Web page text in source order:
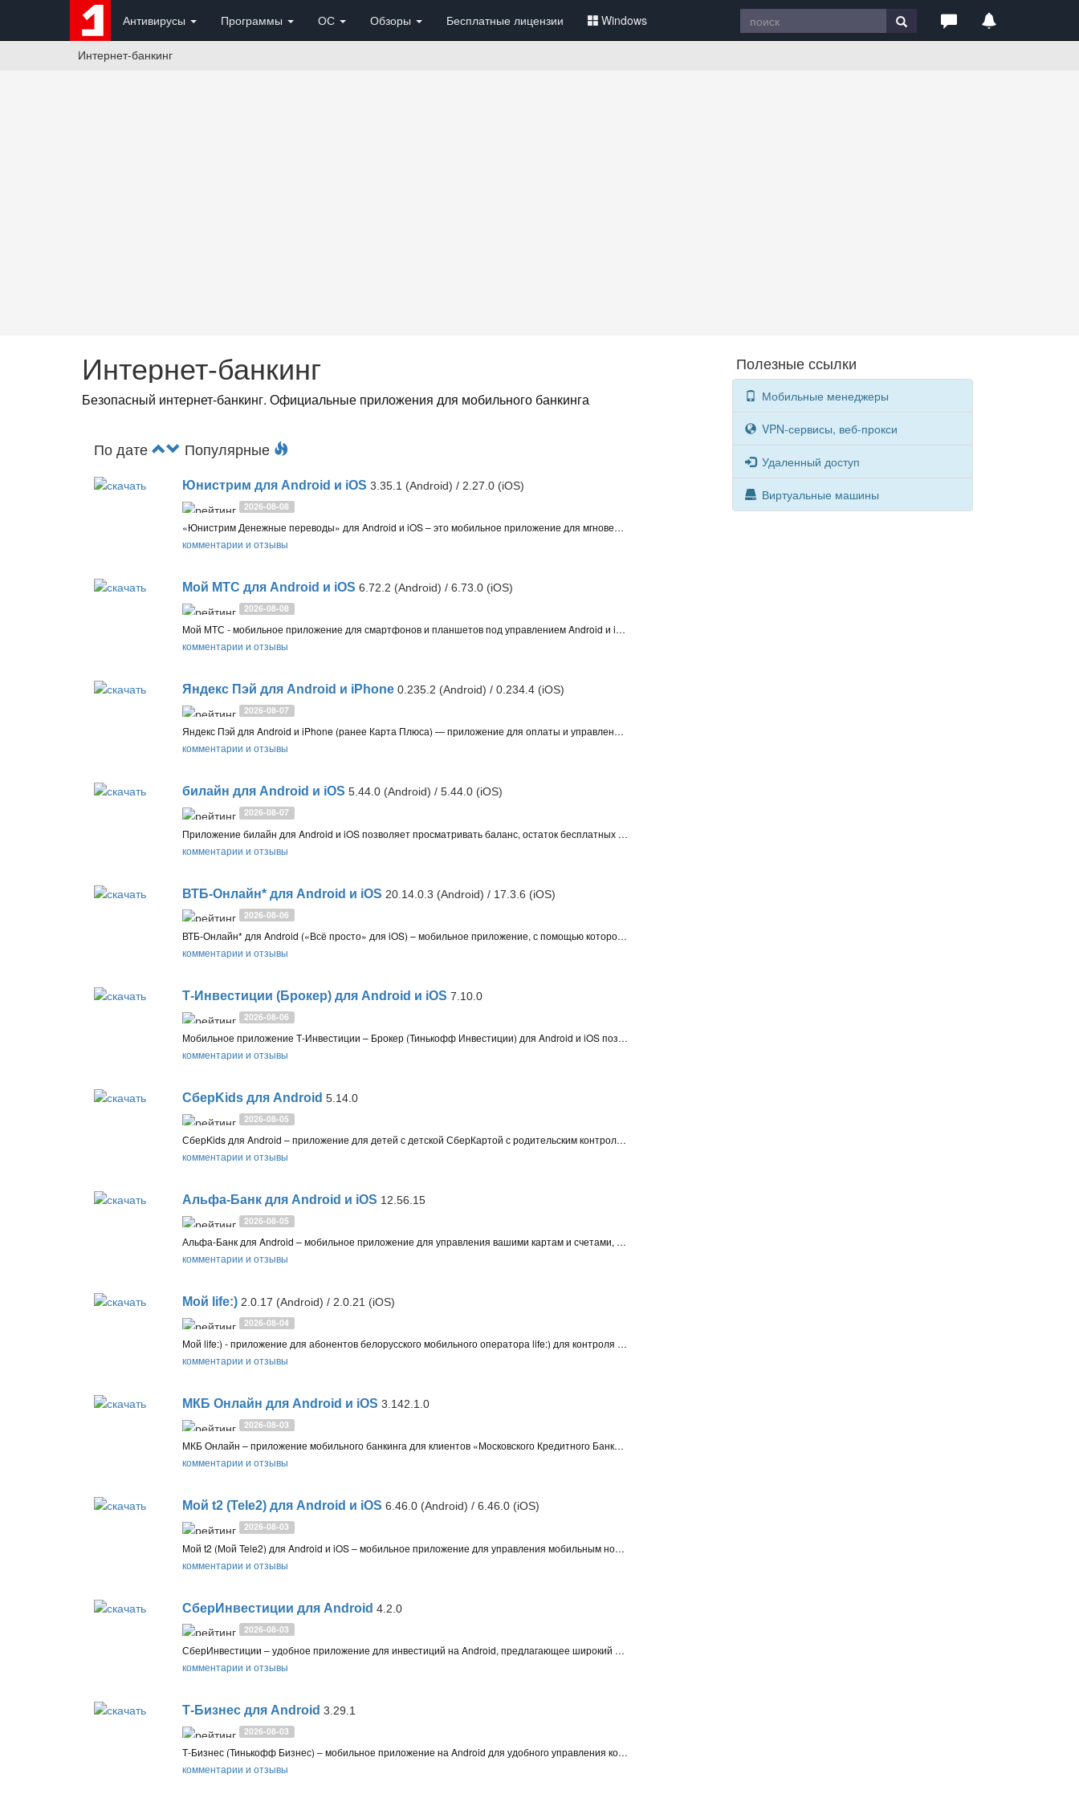
Антивирусы Программы ОС Обзоры Бесплатные лицензии Windows
Интернет-банкинг
Интернет-банкинг
Безопасный интернет-банкинг. Официальные приложения для мобильного банкинга
По дате Популярные
Юнистрим для Android и iOS 3.35.1 (Android) / 2.27.0 (iOS)
2026-08-08
«Юнистрим Денежные переводы» для Android и iOS – это мобильное приложение для мгновенных денежных переводов в России и за границу. Отправляйте и получайте средства с минимальной комиссией и выгодным курсом
комментарии и отзывы
Мой МТС для Android и iOS 6.72.2 (Android) / 6.73.0 (iOS)
2026-08-08
Мой МТС - мобильное приложение для смартфонов и планшетов под управлением Android и iOS, с помощью которого можно следить за балансом мобильного номера, просматривать остаток бесплатных минут и интернет-трафика, а также управлять услугами и сервисами
комментарии и отзывы
Яндекс Пэй для Android и iPhone 0.235.2 (Android) / 0.234.4 (iOS)
2026-08-07
Яндекс Пэй для Android и iPhone (ранее Карта Плюса) — приложение для оплаты и управления финансами с кешбэком до 10%. Позволяет делить платежи, открывать дебетовую карту и следить за графиком списаний
комментарии и отзывы
билайн для Android и iOS 5.44.0 (Android) / 5.44.0 (iOS)
2026-08-07
Приложение билайн для Android и iOS позволяет просматривать баланс, остаток бесплатных минут и трафика, пополнять счёт, подключать и отключать услуги, а также управлять различными сервисами от билайн
комментарии и отзывы
ВТБ-Онлайн* для Android и iOS 20.14.0.3 (Android) / 17.3.6 (iOS)
2026-08-06
ВТБ-Онлайн* для Android («Всё просто» для iOS) – мобильное приложение, с помощью которого доступны различные финансовые операции с картами и счетами ВТБ-Банка, оплата товаров и услуг, денежные переводы, а также другие банковские операции
комментарии и отзывы
Т-Инвестиции (Брокер) для Android и iOS 7.10.0
2026-08-06
Мобильное приложение Т-Инвестиции – Брокер (Тинькофф Инвестиции) для Android и iOS позволяет получить доступ к платформе для инвестиций в акции российских и иностранных компаний, облигации, доллары и евро
комментарии и отзывы
СберKids для Android 5.14.0
2026-08-05
СберKids для Android – приложение для детей с детской СберКартой с родительским контролем, позволяющее просматривать баланс, отслеживать траты и развивать финансовые навыки
комментарии и отзывы
Альфа-Банк для Android и iOS 12.56.15
2026-08-05
Альфа-Банк для Android – мобильное приложение для управления вашими картам и счетами, оплаты услуг, денежных переводов и выполнения различных финансовых операций
комментарии и отзывы
Мой life:) 2.0.17 (Android) / 2.0.21 (iOS)
2026-08-04
Мой life:) - приложение для абонентов белорусского мобильного оператора life:) для контроля баланса, остатков минут и трафика, управления услугами и других операций с вашим номером
комментарии и отзывы
МКБ Онлайн для Android и iOS 3.142.1.0
2026-08-03
МКБ Онлайн – приложение мобильного банкинга для клиентов «Московского Кредитного Банка» и банка «Кольцо Урала» с поддержкой Android, iPhone, iPad и Huawei
комментарии и отзывы
Мой t2 (Tele2) для Android и iOS 6.46.0 (Android) / 6.46.0 (iOS)
2026-08-03
Мой t2 (Мой Tele2) для Android и iOS – мобильное приложение для управления мобильным номером и услугами T2 со смартфона или планшета
комментарии и отзывы
СберИнвестиции для Android 4.2.0
2026-08-03
СберИнвестиции – удобное приложение для инвестиций на Android, предлагающее широкий выбор инструментов, актуальную аналитику, управление брокерскими счетами, чат-поддержку и вывод средств без комиссий
комментарии и отзывы
Т-Бизнес для Android 3.29.1
2026-08-03
Т-Бизнес (Тинькофф Бизнес) – мобильное приложение на Android для удобного управления корпоративными финансами (ИП и ООО), предоставляющее регистрацию бизнеса, кредитование, эквайринг, управление сотрудниками и подключение полезных сервисов
комментарии и отзывы
Полезные ссылки
Мобильные менеджеры
VPN-сервисы, веб-прокси
Удаленный доступ
Виртуальные машины